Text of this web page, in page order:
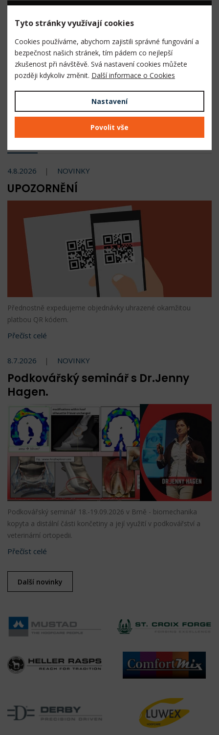
Doručení objednávky již do 2. pracovního dne
Přímé zastoupení výrobců podkovářského
materiálu
Novinky a informace
4.8.2026 NOVINKY
UPOZORNĚNÍ
Přednostně expedujeme objednávky uhrazené okamžitou
platbou QR kódem.
Přečíst celé
8.7.2026 NOVINKY
Podkovářský seminář s Dr.Jenny
Hagen.
Podkovářský seminář 18.-19.09.2026 v Brně - biomechanika
kopyta a distální části končetiny a její využití v podkovářství a
veterinární ortopedii.
Přečíst celé
Další novinky
Tyto stránky využívají cookies
Cookies používáme, abychom zajistili správné fungování a
bezpečnost našich stránek, tím pádem co nejlepší
zkušenost při návštěvě. Svá nastavení cookies můžete
později kdykoliv změnit. Další informace o Cookies
Nastavení
Povolit vše